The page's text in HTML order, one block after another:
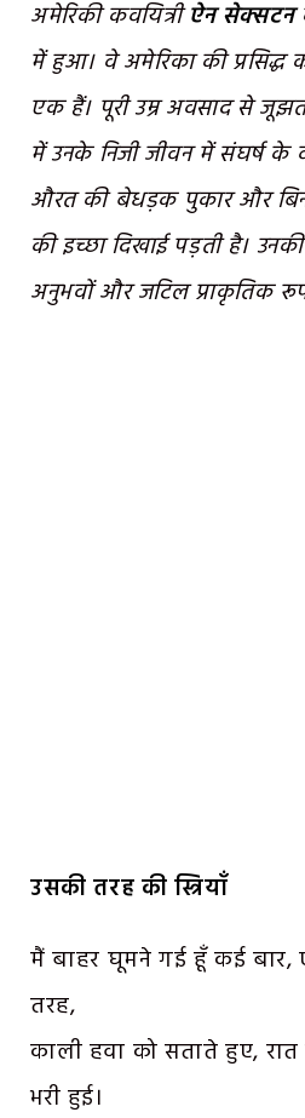
अमेरिकी कवयित्रीऐन सेक्सटन
में हुआ। वे अमेरिका की
एक हैं। पूरी उम्र अवसाद से
में उनके निजी जीवन में संघर्ष
औरत की बेधड़क पुकार और
की इच्छा दिखाई पड़ती है। उनकी
अनुभवों और जटिल प्राकृतिक
उसकी तरह की स्त्रियाँ
मैं बाहर घूमने गई हूँ कई
तरह,
काली हवा को सताते हुए,
भरी हुई।